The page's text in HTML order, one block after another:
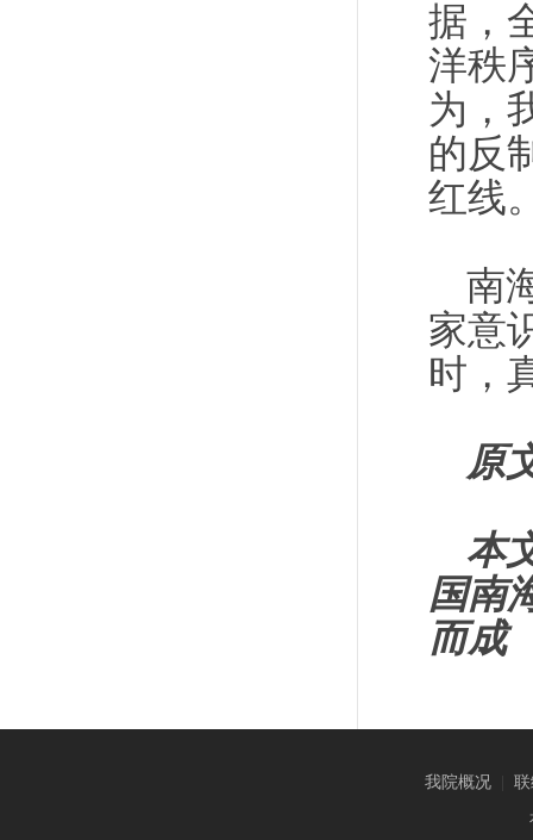
据，
洋秩
为，
的反
红线
南
家意
时，
原
本
国南
而成
我院概况